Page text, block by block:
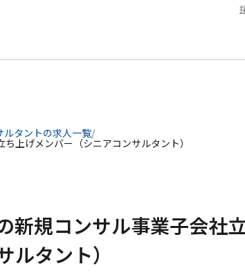
ルタントの求人一覧/
上げメンバー（シニアコンサルタント）
新規コンサル事業子会社
タント）